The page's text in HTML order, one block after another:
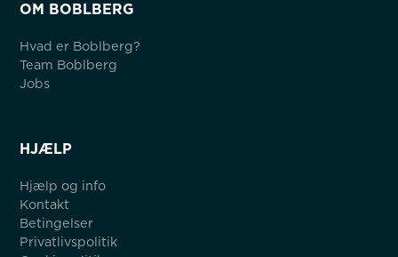
OM BOBLBERG
Hvad er Boblberg?
Team Boblberg
Jobs
HJÆLP
Hjælp og info
Kontakt
Betingelser
Privatlivspolitik